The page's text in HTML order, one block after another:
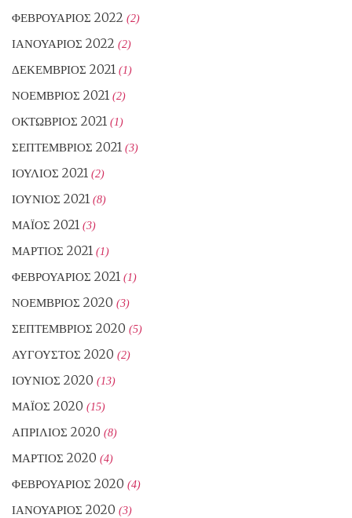
ΦΕΒΡΟΥΆΡΙΟΣ 2022 (2)
ΙΑΝΟΥΆΡΙΟΣ 2022 (2)
ΔΕΚΈΜΒΡΙΟΣ 2021 (1)
ΝΟΈΜΒΡΙΟΣ 2021 (2)
ΟΚΤΏΒΡΙΟΣ 2021 (1)
ΣΕΠΤΈΜΒΡΙΟΣ 2021 (3)
ΙΟΎΛΙΟΣ 2021 (2)
ΙΟΎΝΙΟΣ 2021 (8)
ΜΆΙΟΣ 2021 (3)
ΜΆΡΤΙΟΣ 2021 (1)
ΦΕΒΡΟΥΆΡΙΟΣ 2021 (1)
ΝΟΈΜΒΡΙΟΣ 2020 (3)
ΣΕΠΤΈΜΒΡΙΟΣ 2020 (5)
ΑΎΓΟΥΣΤΟΣ 2020 (2)
ΙΟΎΝΙΟΣ 2020 (13)
ΜΆΙΟΣ 2020 (15)
ΑΠΡΊΛΙΟΣ 2020 (8)
ΜΆΡΤΙΟΣ 2020 (4)
ΦΕΒΡΟΥΆΡΙΟΣ 2020 (4)
ΙΑΝΟΥΆΡΙΟΣ 2020 (3)